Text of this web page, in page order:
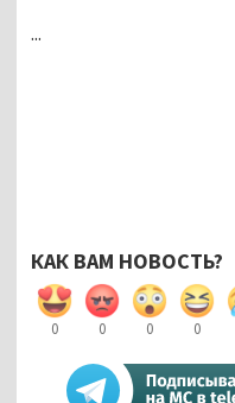
...
КАК ВАМ НОВОСТЬ?
0 0 0 0